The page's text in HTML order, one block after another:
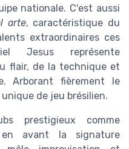
nationale. C'est aussi
arte, caractéristique du
extraordinaires ces
Jesus représente
flair, de la technique et
Arborant fièrement le
de jeu brésilien.
prestigieux comme
avant la signature